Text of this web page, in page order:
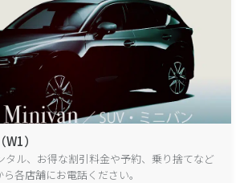
）
タル、お得な割引料金や予約、乗り捨てなど
各店舗にお電話ください。